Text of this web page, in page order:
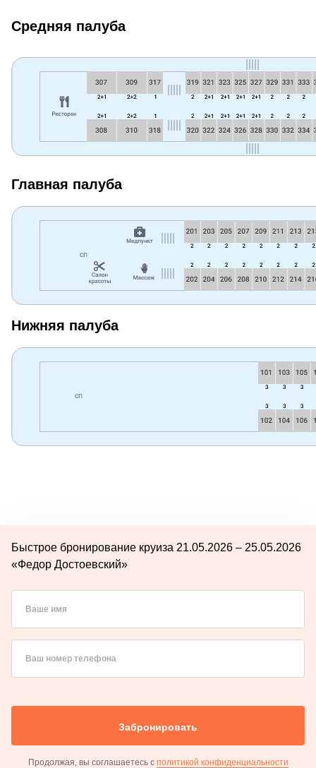
Средняя палуба
Главная палуба
Нижняя палуба
Быстрое бронирование круиза 21.05.2026 – 25.05.2026
«Федор Достоевский»
Ваше имя
Ваш номер телефона
Забронировать
Продолжая, вы соглашаетесь с политикой конфиденциальности